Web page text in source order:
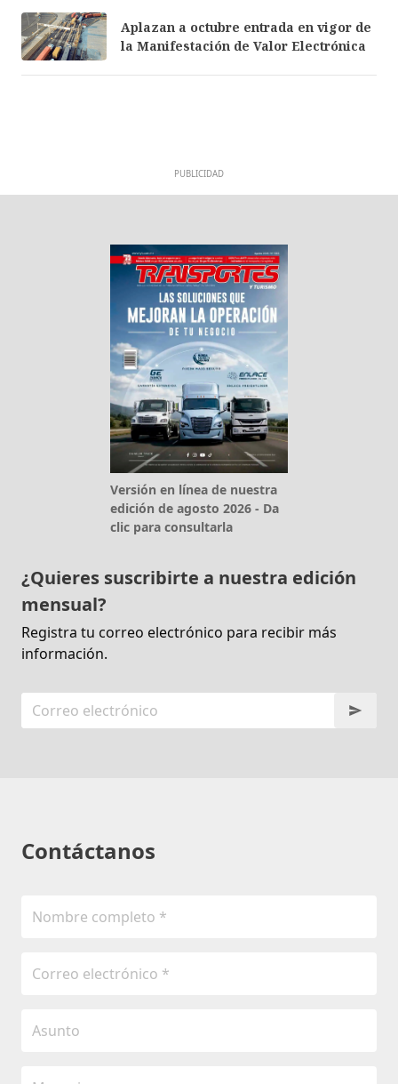
Aplazan a octubre entrada en vigor de
la Manifestación de Valor Electrónica
PUBLICIDAD
Versión en línea de nuestra
edición de agosto 2026 - Da
clic para consultarla
¿Quieres suscribirte a nuestra edición
mensual?
Registra tu correo electrónico para recibir más
información.
Contáctanos